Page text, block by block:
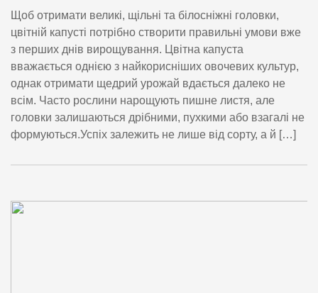
Щоб отримати великі, щільні та білосніжні головки,
цвітній капусті потрібно створити правильні умови вже
з перших днів вирощування. Цвітна капуста
вважається однією з найкорисніших овочевих культур,
однак отримати щедрий урожай вдається далеко не
всім. Часто рослини нарощують пишне листя, але
головки залишаються дрібними, пухкими або взагалі не
формуються.Успіх залежить не лише від сорту, а й […]